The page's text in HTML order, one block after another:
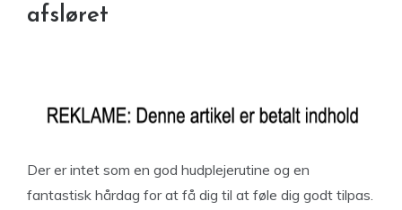
afsløret
Der er intet som en god hudplejerutine og en
fantastisk hårdag for at få dig til at føle dig godt tilpas.